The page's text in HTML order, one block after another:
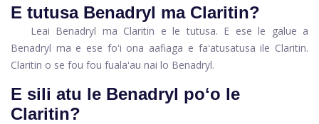
E tutusa Benadryl ma Claritin?
Leai Benadryl ma Claritin e le tutusa. E ese le galue a
Benadryl ma e ese foʻi ona aafiaga e faʻatusatusa ile Claritin.
Claritin o se fou fou fualaʻau nai lo Benadryl.
E sili atu le Benadryl poʻo le
Claritin?